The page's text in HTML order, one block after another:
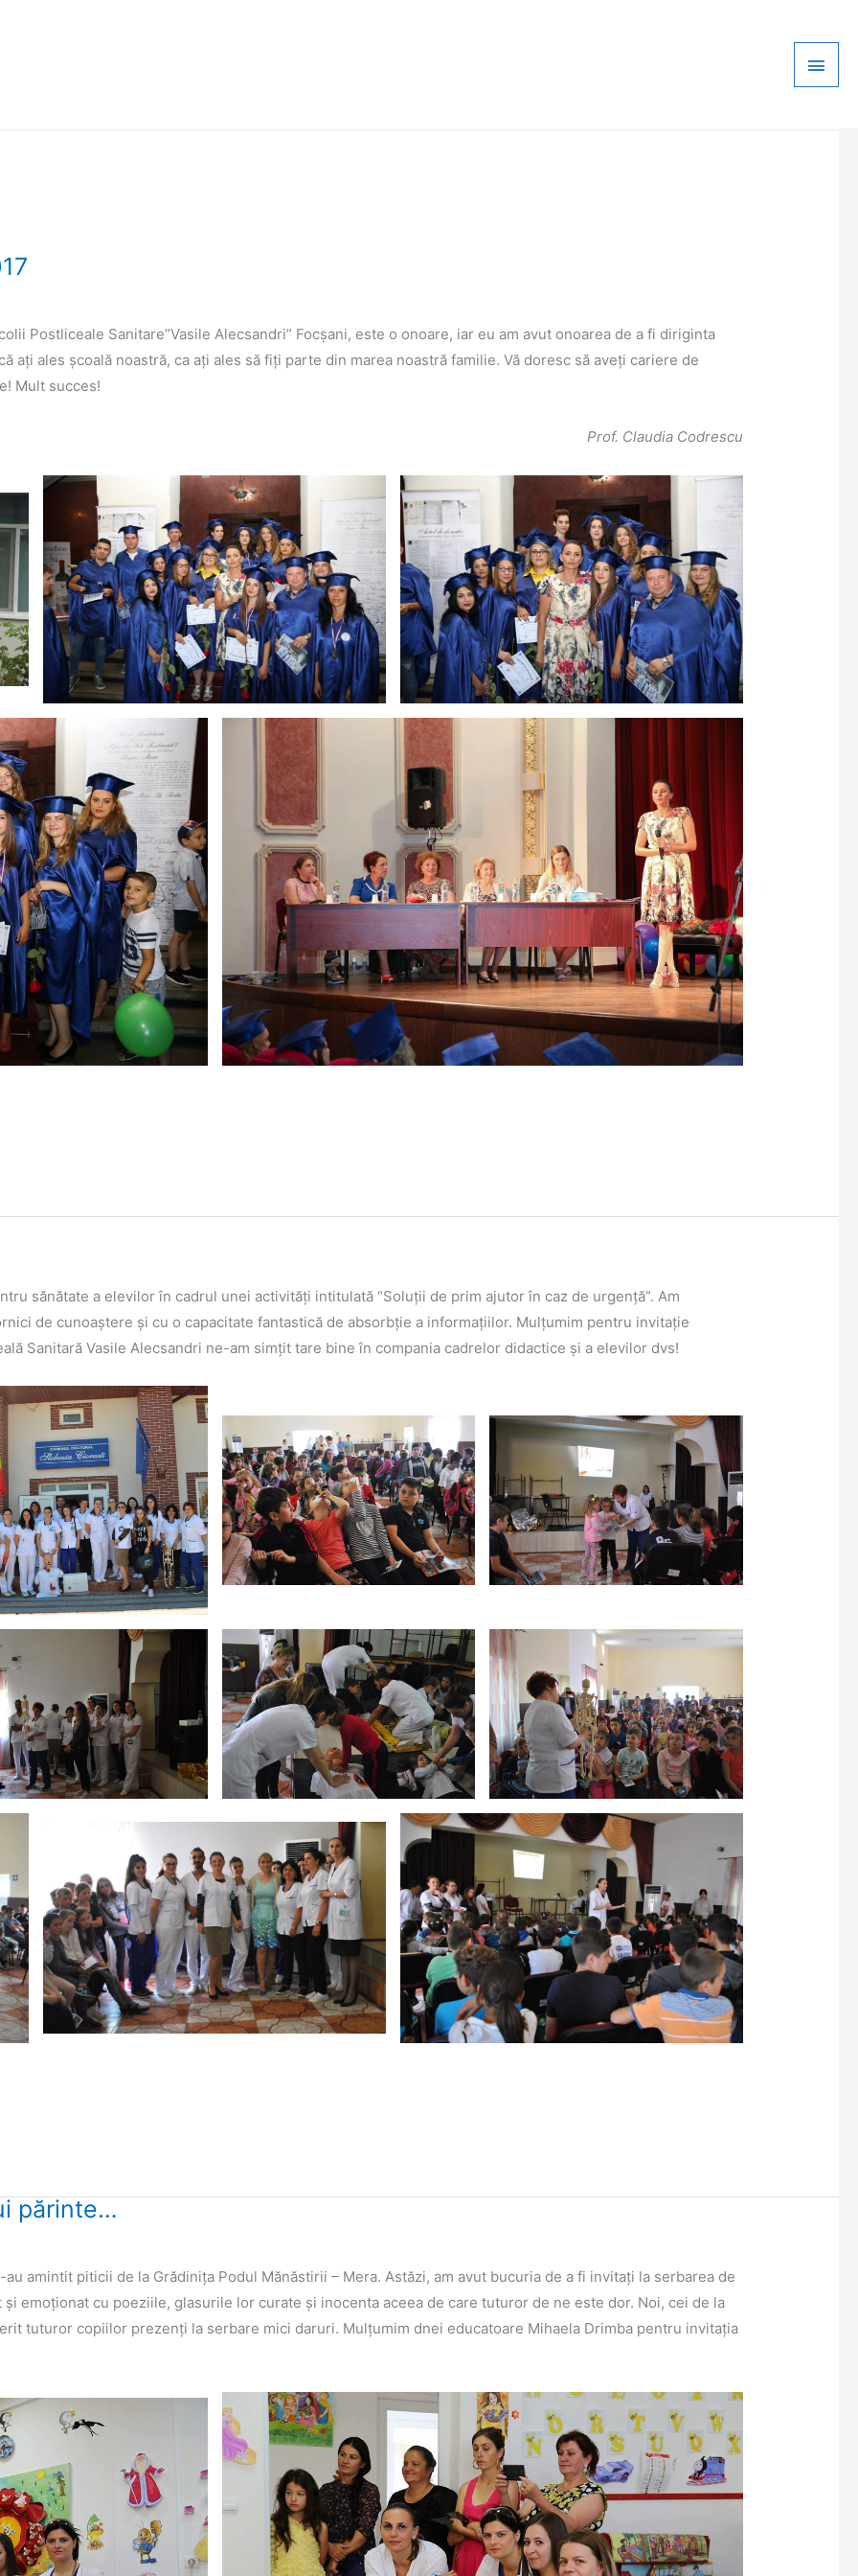
Postliceale Sanitare”Vasile Alecsandri” Focșani, este o onoare, iar eu am avut onoarea de a fi diriginta
ați ales școală noastră, ca ați ales să fiți parte din marea noastră familie. Vă doresc să aveți cariere de
Mult succes!
Prof. Claudia Codrescu
sănătate a elevilor în cadrul unei activități intitulată “Soluții de prim ajutor în caz de urgență”. Am
de cunoaștere și cu o capacitate fantastică de absorbție a informațiilor. Mulțumim pentru invitație
Sanitară Vasile Alecsandri ne-am simțit tare bine în compania cadrelor didactice și a elevilor dvs!
părinte…
amintit piticii de la Grădinița Podul Mănăstirii – Mera. Astăzi, am avut bucuria de a fi invitați la serbarea de
emoționat cu poeziile, glasurile lor curate și inocenta aceea de care tuturor de ne este dor. Noi, cei de la
tuturor copiilor prezenți la serbare mici daruri. Mulțumim dnei educatoare Mihaela Drimba pentru invitația